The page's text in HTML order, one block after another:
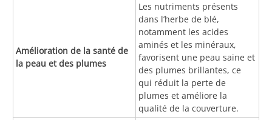
Amélioration de la santé de
la peau et des plumes
Les nutriments présents
dans l’herbe de blé,
notamment les acides
aminés et les minéraux,
favorisent une peau saine et
des plumes brillantes, ce
qui réduit la perte de
plumes et améliore la
qualité de la couverture.